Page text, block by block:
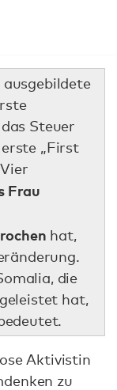
ausgebildete
Steuer
„First
Frau
hat,
die
hat,
Aktivistin
zu